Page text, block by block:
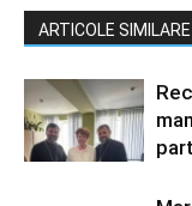
ARTICOLE SIMILARE